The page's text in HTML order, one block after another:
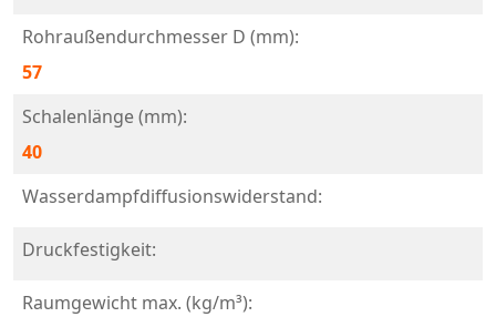
Rohraußendurchmesser D (mm):
57
Schalenlänge (mm):
40
Wasserdampfdiffusionswiderstand:
Druckfestigkeit:
Raumgewicht max. (kg/m³):